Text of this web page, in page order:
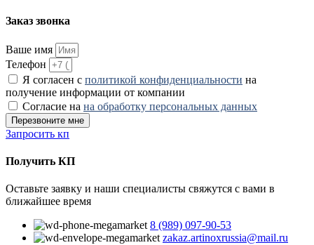
Заказ звонка
Ваше имя
Телефон
Я согласен с политикой конфиденциальности на
получение информации от компании
Согласие на на обработку персональных данных
Перезвоните мне
Запросить кп
Получить КП
Оставьте заявку и наши специалисты свяжутся с вами в
ближайшее время
8 (989) 097-90-53
zakaz.artinoxrussia@mail.ru